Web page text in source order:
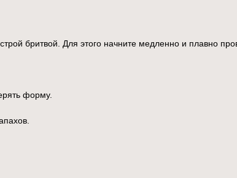
бритвой. Для этого начните медленно и плавно
форму.